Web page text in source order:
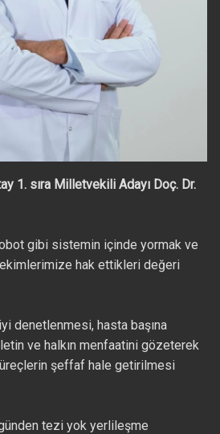
1. sıra Milletvekili Adayı Doç. Dr.
gibi sistemin içinde yormak ve
hak ettikleri değeri
denetlenmesi, hasta başına
ve halkın menfaatini gözeterek
şeffaf hale getirilmesi
tezi yok yerlileşme